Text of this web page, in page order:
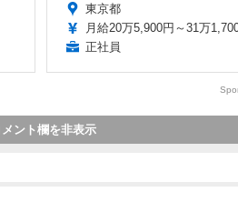
東京都
月給20万5,900円～31万
正社員
メント欄を非表示